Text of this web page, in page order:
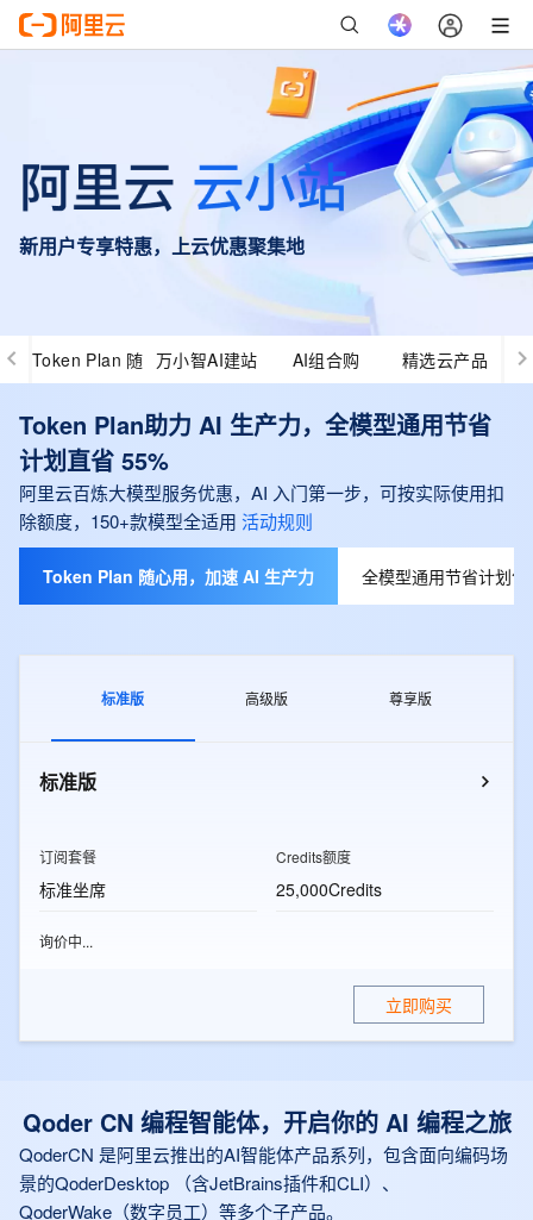
新用户专享特惠，上云优惠聚集地
Token Plan 随 万小智AI建站 AI组合购 精选云产品
Token Plan助力 AI 生产力，全模型通用节省
计划直省 55%
阿里云百炼大模型服务优惠，AI 入门第一步，可按实际使用扣
除额度，150+款模型全适用 活动规则
Token Plan 随心用，加速 AI 生产力 全模型通用节省计划
标准版 高级版 尊享版
标准版
订阅套餐
标准坐席
Credits额度
25,000Credits
询价中...
立即购买
Qoder CN 编程智能体，开启你的 AI 编程之旅
QoderCN 是阿里云推出的AI智能体产品系列，包含面向编码场
景的QoderDesktop （含JetBrains插件和CLI）、
QoderWake（数字员工）等多个子产品。